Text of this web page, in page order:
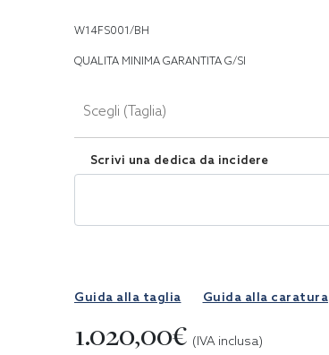
W14FS001/BH
QUALITA MINIMA GARANTITA G/SI
Scegli (Taglia)
Scrivi una dedica da incidere
Guida alla taglia Guida alla caratura
1.020,00€ (IVA inclusa)